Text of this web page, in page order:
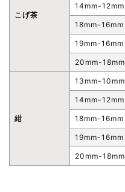
こげ茶
14mm-12mm
18mm-16mm
19mm-16mm
20mm-18mm
紺
13mm-10mm
14mm-12mm
18mm-16mm
19mm-16mm
20mm-18mm